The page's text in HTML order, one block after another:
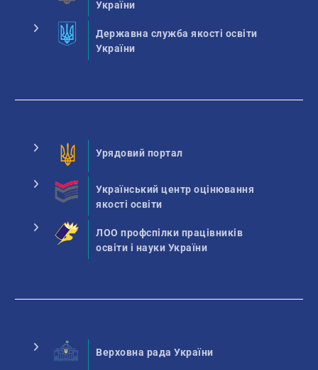
України
Державна служба якості освіти
України
Урядовий портал
Український центр оцінювання
якості освіти
ЛОО профспілки працівників
освіти і науки України
Верховна рада України